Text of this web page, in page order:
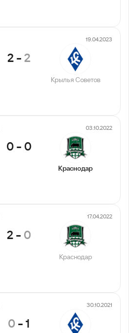
19.04.2023
2 -2
Крылья Советов
03.10.2022
0 - 0
Краснодар
17.04.2022
2 - 0
Краснодар
30.10.2021
0-1